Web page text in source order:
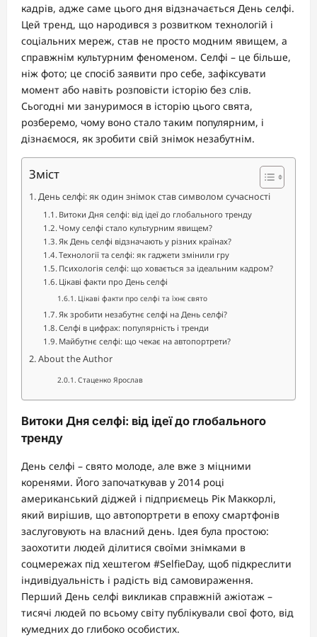
кадрів, адже саме цього дня відзначається День селфі.
Цей тренд, що народився з розвитком технологій і
соціальних мереж, став не просто модним явищем, а
справжнім культурним феноменом. Селфі – це більше,
ніж фото; це спосіб заявити про себе, зафіксувати
момент або навіть розповісти історію без слів.
Сьогодні ми зануримося в історію цього свята,
розберемо, чому воно стало таким популярним, і
дізнаємося, як зробити свій знімок незабутнім.
Зміст
День селфі: як один знімок став символом сучасності
Витоки Дня селфі: від ідеї до глобального тренду
Чому селфі стало культурним явищем?
Як День селфі відзначають у різних країнах?
Технології та селфі: як гаджети змінили гру
Психологія селфі: що ховається за ідеальним кадром?
Цікаві факти про День селфі
Цікаві факти про селфі та їхнє свято
Як зробити незабутнє селфі на День селфі?
Селфі в цифрах: популярність і тренди
Майбутнє селфі: що чекає на автопортрети?
About the Author
Стаценко Ярослав
Витоки Дня селфі: від ідеї до глобального
тренду
День селфі – свято молоде, але вже з міцними
коренями. Його започаткував у 2014 році
американський діджей і підприємець Рік Маккорлі,
який вирішив, що автопортрети в епоху смартфонів
заслуговують на власний день. Ідея була простою:
заохотити людей ділитися своїми знімками в
соцмережах під хештегом #SelfieDay, щоб підкреслити
індивідуальність і радість від самовираження.
Перший День селфі викликав справжній ажіотаж –
тисячі людей по всьому світу публікували свої фото, від
кумедних до глибоко особистих.